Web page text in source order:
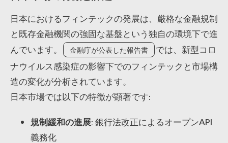
日本におけるフィンテックの発展は、厳格な金融規制
と既存金融機関の強固な基盤という独自の環境下で進
んでいます。
金融庁が公表した報告書
では、新型コロ
ナウイルス感染症の影響下でのフィンテックと市場構
造の変化が分析されています。
日本市場では以下の特徴が顕著です:
規制緩和の進展: 銀行法改正によるオープンAPI
義務化